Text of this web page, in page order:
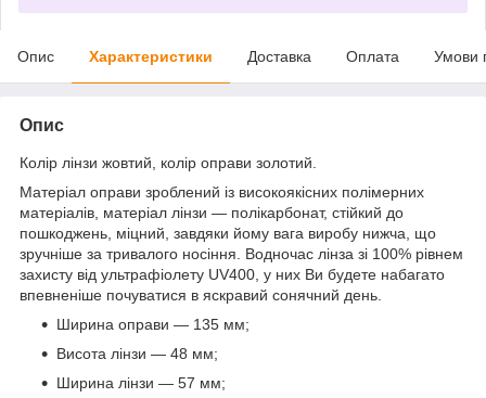
Опис Характеристики Доставка Оплата Умови
Опис
Колір лінзи жовтий, колір оправи золотий.
Матеріал оправи зроблений із високоякісних полімерних
матеріалів, матеріал лінзи — полікарбонат, стійкий до
пошкоджень, міцний, завдяки йому вага виробу нижча, що
зручніше за тривалого носіння. Водночас лінза зі 100% рівнем
захисту від ультрафіолету UV400, у них Ви будете набагато
впевненіше почуватися в яскравий сонячний день.
Ширина оправи — 135 мм;
Висота лінзи — 48 мм;
Ширина лінзи — 57 мм;